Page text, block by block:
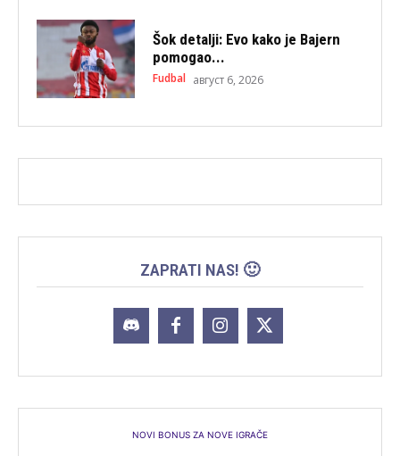
Šok detalji: Evo kako je Bajern
pomogao...
Fudbal август 6, 2026
ZAPRATI NAS! 🙂
NOVI BONUS ZA NOVE IGRAČE